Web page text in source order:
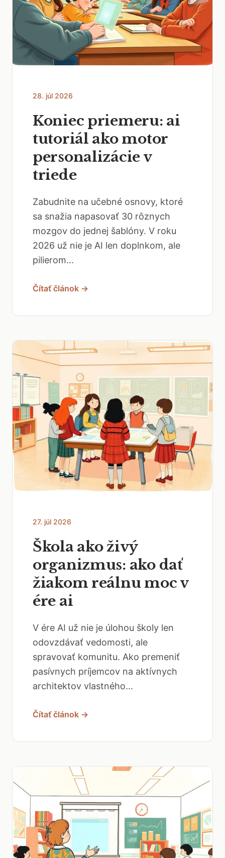
28. júl 2026
Koniec priemeru: ai
tutoriál ako motor
personalizácie v
triede
Zabudnite na učebné osnovy, ktoré
sa snažia napasovať 30 rôznych
mozgov do jednej šablóny. V roku
2026 už nie je AI len doplnkom, ale
pilierom...
Čítať článok →
27. júl 2026
Škola ako živý
organizmus: ako dať
žiakom reálnu moc v
ére ai
V ére AI už nie je úlohou školy len
odovzdávať vedomosti, ale
spravovať komunitu. Ako premeniť
pasívnych príjemcov na aktívnych
architektov vlastného...
Čítať článok →